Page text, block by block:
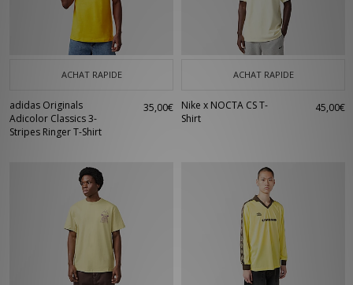
ACHAT RAPIDE
adidas Originals
Adicolor Classics 3-
Stripes Ringer T-Shirt
35,00€
ACHAT RAPIDE
Nike x NOCTA CS T-
Shirt
45,00€